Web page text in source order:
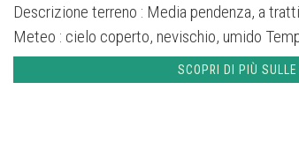
Descrizione terreno : Media pendenza, a
Meteo : cielo coperto, nevischio, umido
SCOPRI DI PIÙ SULLE